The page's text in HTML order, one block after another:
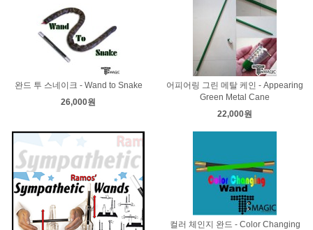
완드 투 스네이크 - Wand to Snake
26,000원
어피어링 그린 메탈 케인 - Appearing
Green Metal Cane
22,000원
컬러 체인지 완드 - Color Changing